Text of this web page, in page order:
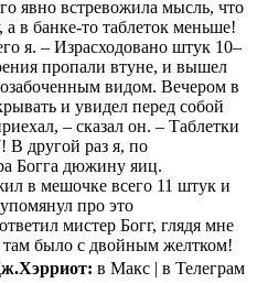
явно встревожила мысль, что
в банке-то таблеток меньше!
я. – Израсходовано штук 10–
пропали втуне, и вышел
видом. Вечером в
и увидел перед собой
– сказал он. – Таблетки
В другой раз я, по
Богга дюжину яиц.
в мешочке всего 11 штук и
про это
мистер Богг, глядя мне
там было с двойным желтком!
в Макс | в Телеграм